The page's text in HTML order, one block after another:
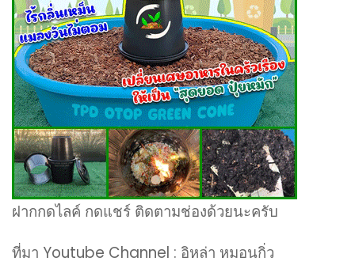
ฝากกดไลค์ กดแชร์ ติดตามช่องด้วยนะครับ
ที่มา Youtube Channel : อิหล่า หมอนกิ่ว